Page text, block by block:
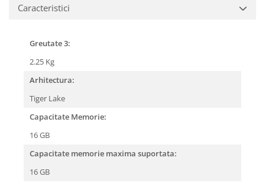
Caracteristici
Greutate 3:
2.25 Kg
Arhitectura:
Tiger Lake
Capacitate Memorie:
16 GB
Capacitate memorie maxima suportata:
16 GB